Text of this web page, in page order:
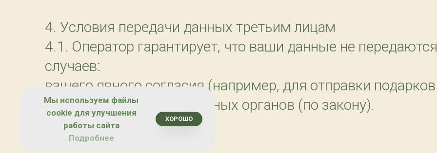
4. Условия передачи данных третьим лицам
4.1. Оператор гарантирует, что ваши данные не
случаев:
вашего явного согласия (например, для отправки
требований государственных органов (по закону).
5. Защита данных
Мы используем файлы
cookie для улучшения
работы сайта
Подробнее
ХОРОШО